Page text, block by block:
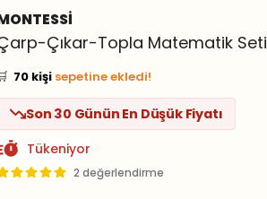
Çıkar-Topla Matematik Seti
20 kişi
inceliyor!
Bu ürünü
favoriledi!
70 kişi sepetine ekledi!
Bugün52 adetsatıldı
Son 30 Günün En Düşük Fiyatı
Tükeniyor
2 değerlendirme